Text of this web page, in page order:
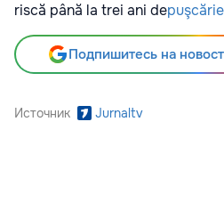
riscă până la trei ani depuşcărie
Подпишитесь на
Источник Jurnaltv